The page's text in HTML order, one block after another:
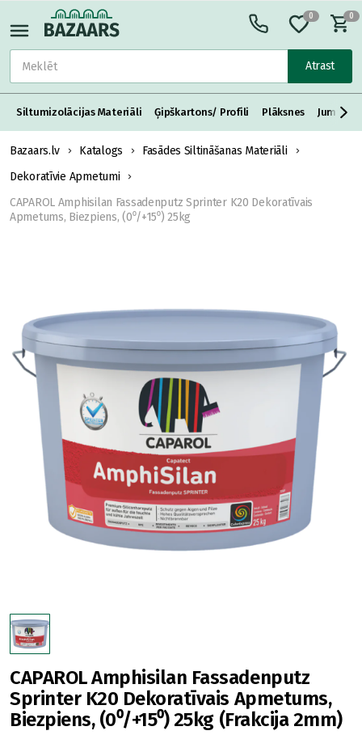
Atrast
0 0
Siltumizolācijas Materiāli Ģipškartons/ Profili Plāksnes Jumta
Bazaars.lv Katalogs
Fasādes Siltināšanas Materiāli
Dekoratīvie Apmetumi
CAPAROL Amphisilan Fassadenputz Sprinter K20 Dekoratīvais
Apmetums, Biezpiens, (0⁰/+15⁰) 25kg
CAPAROL Amphisilan Fassadenputz
Sprinter K20 Dekoratīvais Apmetums,
Biezpiens, (0⁰/+15⁰) 25kg (Frakcija 2mm)